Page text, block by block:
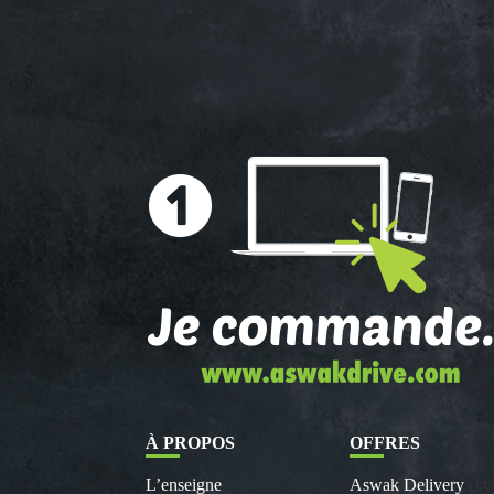
À PROPOS
L’enseigne
OFFRES
Aswak Delivery